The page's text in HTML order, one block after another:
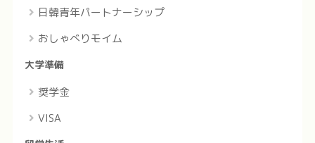
日韓青年パートナーシップ
おしゃべりモイム
大学準備
奨学金
VISA